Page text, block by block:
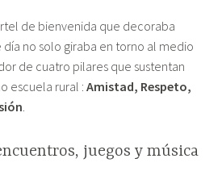
de bienvenida que decoraba
no solo giraba en torno al medio
de cuatro pilares que sustentan
escuela rural :Amistad, Respeto,
juegos y música